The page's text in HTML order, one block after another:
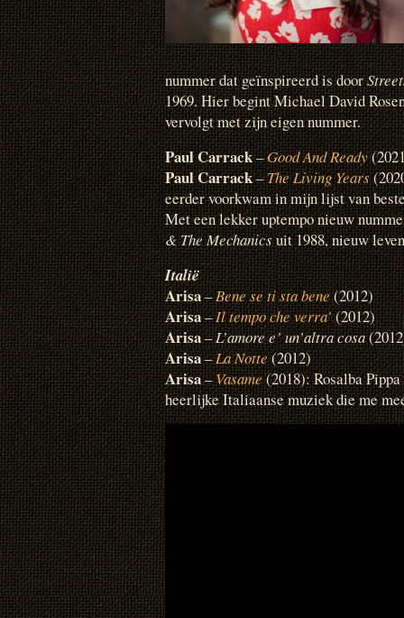
nummer dat geïnspireerd is door
1969. Hier begint Michael David
vervolgt met zijn eigen nummer.
Paul Carrack–Good And Ready
Paul Carrack–The Living Years
eerder voorkwam in mijn lijst van
Met een lekker uptempo nieuw
& The Mechanicsuit 1988, nieuw
Italië
Arisa–Bene se ti sta bene(2012)
Arisa–Il tempo che verra’(2012)
Arisa–L’amore e’ un’altra cosa
Arisa–La Notte(2012)
Arisa–Vasame(2018): Rosalba
heerlijke Italiaanse muziek die me